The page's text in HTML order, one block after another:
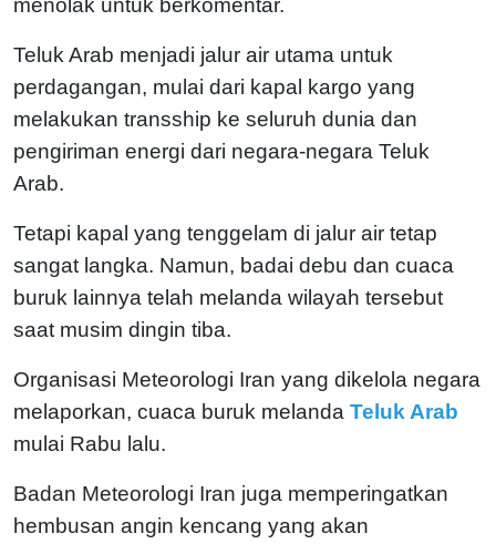
menolak untuk berkomentar.
Teluk Arab menjadi jalur air utama untuk
perdagangan, mulai dari kapal kargo yang
melakukan transship ke seluruh dunia dan
pengiriman energi dari negara-negara Teluk
Arab.
Tetapi kapal yang tenggelam di jalur air tetap
sangat langka. Namun, badai debu dan cuaca
buruk lainnya telah melanda wilayah tersebut
saat musim dingin tiba.
Organisasi Meteorologi Iran yang dikelola negara
melaporkan, cuaca buruk melanda Teluk Arab
mulai Rabu lalu.
Badan Meteorologi Iran juga memperingatkan
hembusan angin kencang yang akan